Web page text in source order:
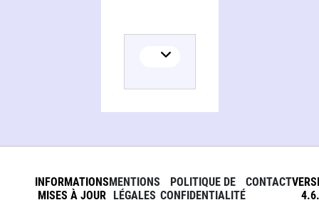
INFORMATIONS
MISES À JOUR
MENTIONS
LÉGALES
POLITIQUE DE
CONFIDENTIALITÉ
CONTACT